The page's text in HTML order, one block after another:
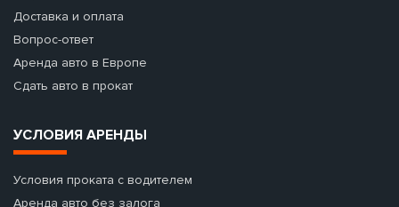
Доставка и оплата
Вопрос-ответ
Аренда авто в Европе
Сдать авто в прокат
УСЛОВИЯ АРЕНДЫ
Условия проката с водителем
Аренда авто без залога